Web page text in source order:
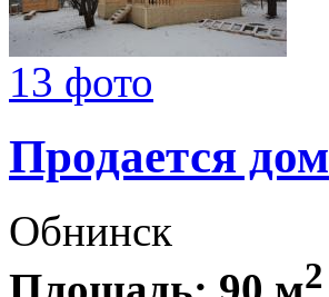
13 фото
Продается дом
Обнинск
2